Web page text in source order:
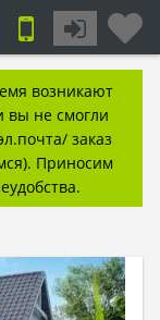
возникают
вы не смогли
заказ
Приносим